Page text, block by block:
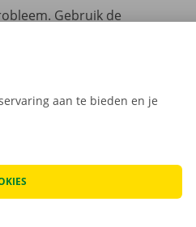
Gebruik de
Pick-up Point of Dockx
met jouw digitale
aan te bieden en je